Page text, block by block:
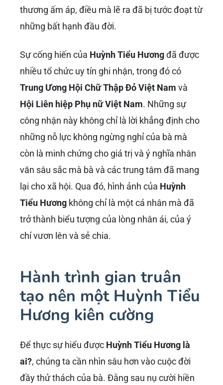
thương ấm áp, điều mà lẽ ra đã bị tước đoạt từ
những bất hạnh đầu đời.
Sự cống hiến của Huỳnh Tiểu Hươngđã được
nhiều tổ chức uy tín ghi nhận, trong đó có
Trung Ương Hội Chữ Thập Đỏ Việt Nam và
Hội Liên hiệp Phụ nữ Việt Nam. Những sự
công nhận này không chỉ là lời khẳng định cho
những nỗ lực không ngừng nghỉ của bà mà
còn là minh chứng cho giá trị và ý nghĩa nhân
văn sâu sắc mà bà và các trung tâm đã mang
lại cho xã hội. Qua đó, hình ảnh của Huỳnh
Tiểu Hương không chỉ là một cá nhân mà đã
trở thành biểu tượng của lòng nhân ái, của ý
chí vươn lên và sẻ chia.
Hành trình gian truân
tạo nên một Huỳnh Tiểu
Hương kiên cường
Để thực sự hiểu được Huỳnh Tiểu Hương là
ai?, chúng ta cần nhìn sâu hơn vào cuộc đời
đầy thử thách của bà. Đằng sau nụ cười hiền